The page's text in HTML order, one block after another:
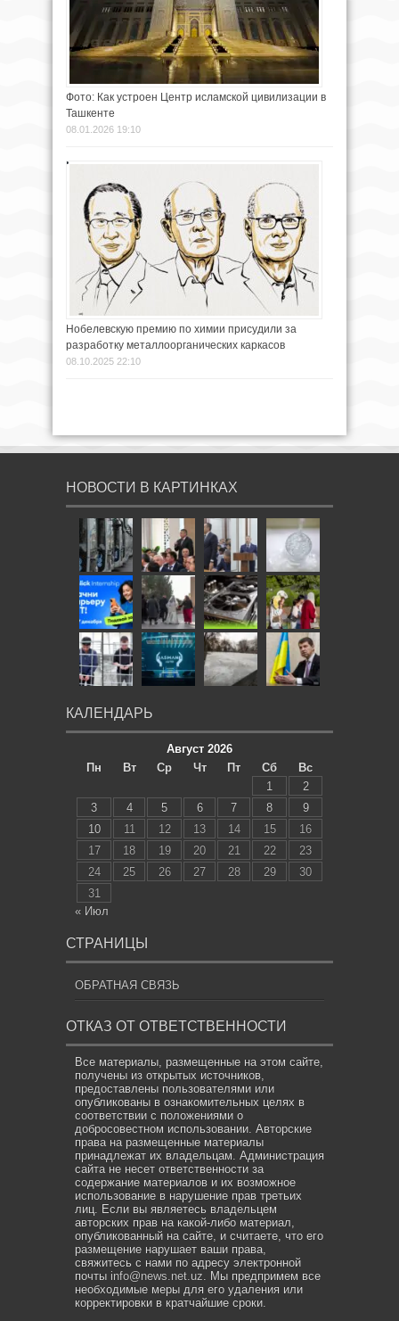
Фото: Как устроен Центр исламской цивилизации в
Ташкенте
08.01.2026 19:10
Нобелевскую премию по химии присудили за
разработку металлоорганических каркасов
08.10.2025 22:10
НОВОСТИ В КАРТИНКАХ
КАЛЕНДАРЬ
Август 2026
Пн
Вт Ср Чт Пт Сб
Вс
1
2
3
4 5 6 7 8
9
10
11 12 13 14 15
16
17
18 19 20 21 22
23
24
25 26 27 28 29
30
31
« Июл
СТРАНИЦЫ
ОБРАТНАЯ СВЯЗЬ
ОТКАЗ ОТ ОТВЕТСТВЕННОСТИ
Все материалы, размещенные на этом сайте,
получены из открытых источников,
предоставлены пользователями или
опубликованы в ознакомительных целях в
соответствии с положениями о
добросовестном использовании. Авторские
права на размещенные материалы
принадлежат их владельцам. Администрация
сайта не несет ответственности за
содержание материалов и их возможное
использование в нарушение прав третьих
лиц. Если вы являетесь владельцем
авторских прав на какой-либо материал,
опубликованный на сайте, и считаете, что его
размещение нарушает ваши права,
свяжитесь с нами по адресу электронной
почты info@news.net.uz. Мы предпримем все
необходимые меры для его удаления или
корректировки в кратчайшие сроки.